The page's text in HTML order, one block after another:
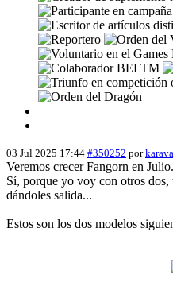
03 Jul 2025 17:44 #350252 por
Veremos crecer Fangorn en Julio.
Sí, porque yo voy con otros
dándoles salida...
Estos son los dos modelos